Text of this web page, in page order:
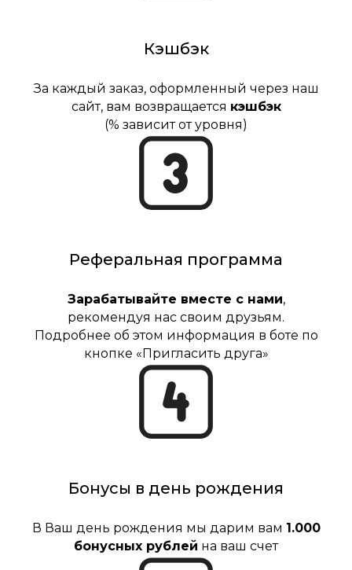
Кэшбэк
За каждый заказ, оформленный через наш
сайт, вам возвращается кэшбэк
(% зависит от уровня)
Реферальная программа
Зарабатывайте вместе с нами,
рекомендуя нас своим друзьям.
Подробнее об этом информация в боте по
кнопке «Пригласить друга»
Бонусы в день рождения
В Ваш день рождения мы дарим вам 1.000
бонусных рублей на ваш счет